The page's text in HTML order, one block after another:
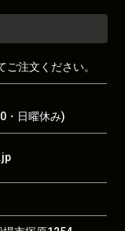
ご注文ください。
・日曜休み)